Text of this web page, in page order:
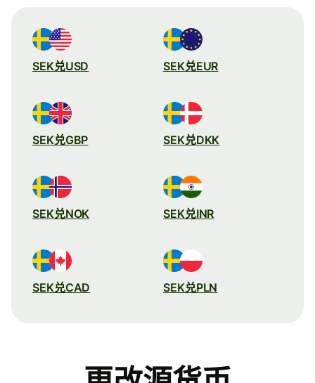
SEK兑USD SEK兑EUR
SEK兑GBP SEK兑DKK
SEK兑NOK SEK兑INR
SEK兑CAD SEK兑PLN